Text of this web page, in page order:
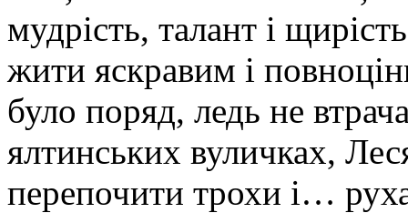
мудрість, талант і
жити яскравим і
було поряд, ледь не
ялтинських вуличках,
перепочити трохи і…